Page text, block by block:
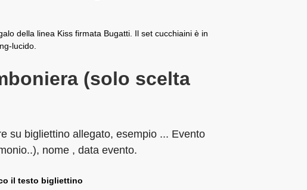
della linea Kiss firmata Bugatti. Il set cucchiaini è in
lucido.
(solo scelta
su bigliettino allegato, esempio ... Evento
nome , data evento.
il testo bigliettino